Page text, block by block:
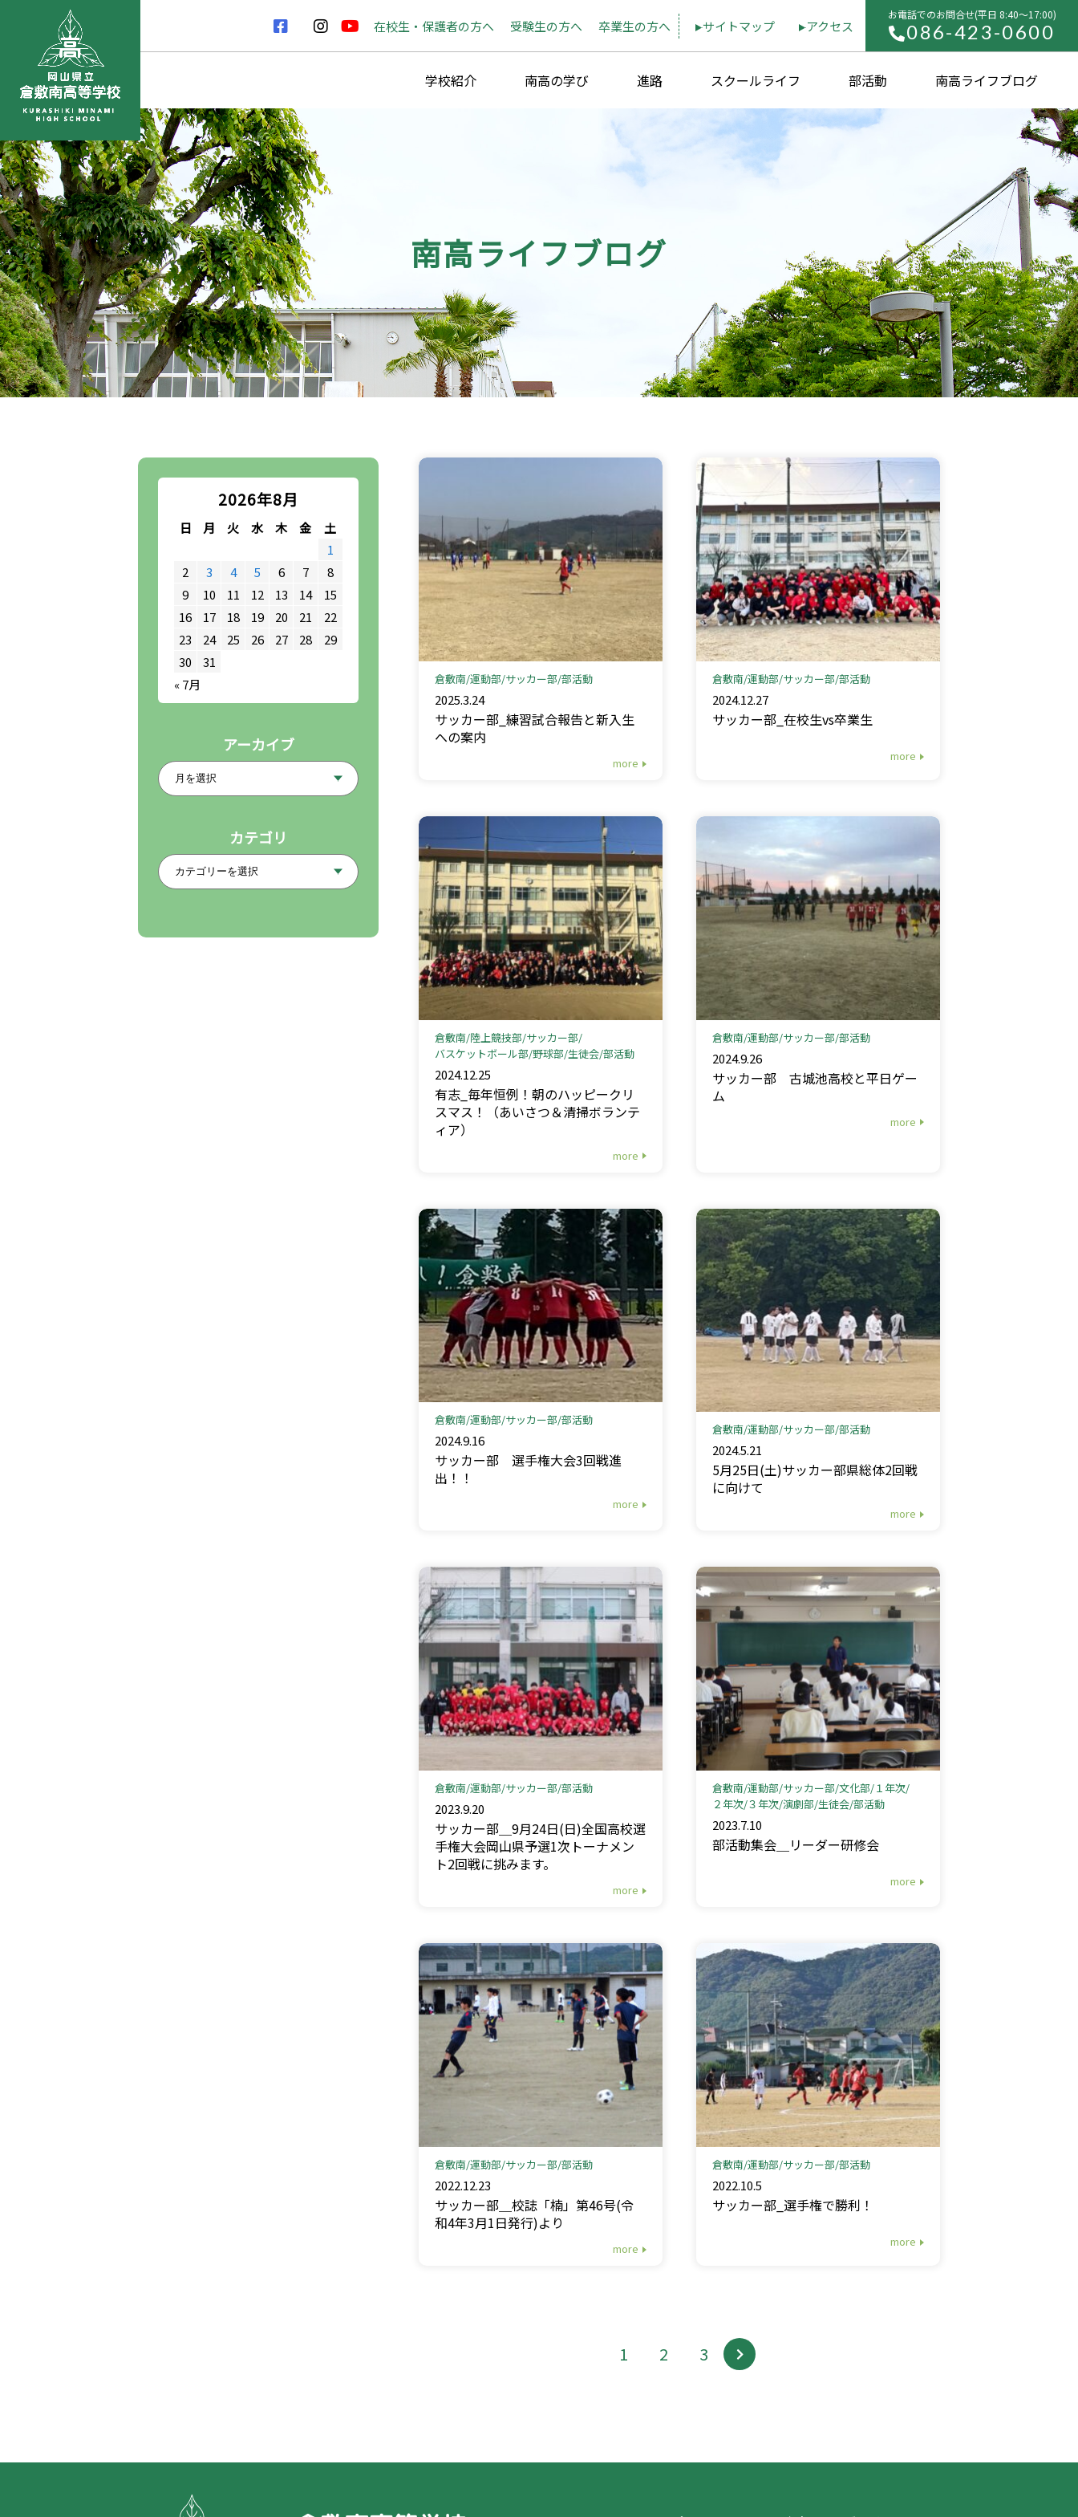
在校生・保護者の方へ 受験生の方へ 卒業生の方へ サイトマップ アクセス
お電話でのお問合せ(平⽇ 8:40〜17:00)
086-423-0600
学校紹介 南高の学び 進路 スクールライフ 部活動 南高ライフブログ
南高ライフブログ
2026年8月
日 月 火 水 木 金
土
1
2
3 4 5 6 7
8
9
10 11 12 13 14
15
16
17 18 19 20 21
22
23
24 25 26 27 28
29
30
31
« 7月
アーカイブ
カテゴリ
倉敷南 運動部 サッカー部 部活動
2025.3.24
サッカー部_練習試合報告と新入生
への案内
more
倉敷南 運動部 サッカー部 部活動
2024.12.27
サッカー部_在校生vs卒業生
more
倉敷南 陸上競技部 サッカー部
バスケットボール部 野球部 生徒会 部活動
2024.12.25
有志_毎年恒例！朝のハッピークリ
スマス！（あいさつ＆清掃ボランテ
ィア）
more
倉敷南 運動部 サッカー部 部活動
2024.9.26
サッカー部 古城池高校と平日ゲー
ム
more
倉敷南 運動部 サッカー部 部活動
2024.9.16
サッカー部 選手権大会3回戦進
出！！
more
倉敷南 運動部 サッカー部 部活動
2024.5.21
5月25日(土)サッカー部県総体2回戦
に向けて
more
倉敷南 運動部 サッカー部 部活動
2023.9.20
サッカー部＿9月24日(日)全国高校選
手権大会岡山県予選1次トーナメン
ト2回戦に挑みます。
more
倉敷南 運動部 サッカー部 文化部 １年次
２年次 ３年次 演劇部 生徒会 部活動
2023.7.10
部活動集会＿リーダー研修会
more
倉敷南 運動部 サッカー部 部活動
2022.12.23
サッカー部＿校誌「楠」第46号(令
和4年3月1日発行)より
more
倉敷南 運動部 サッカー部 部活動
2022.10.5
サッカー部_選手権で勝利！
more
1 2 3